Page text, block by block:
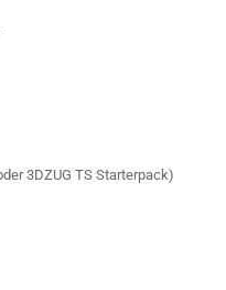
3DZUG TS Starterpack)